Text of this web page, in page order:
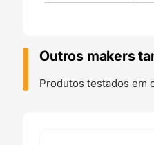
PETG
Blanco
Glaciar
Glacier
Outros makers
Produtos testados em